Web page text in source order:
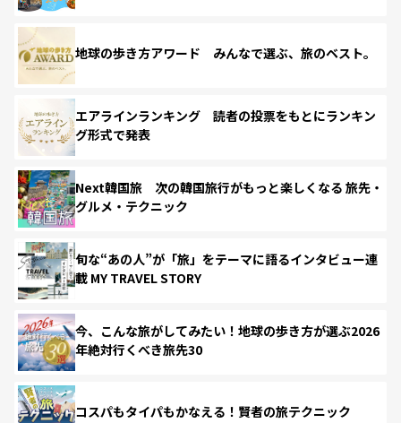
地球の歩き方アワード みんなで選ぶ、旅のベスト。
エアラインランキング 読者の投票をもとにランキン
グ形式で発表
Next韓国旅 次の韓国旅行がもっと楽しくなる 旅先・
グルメ・テクニック
旬な“あの人”が「旅」をテーマに語るインタビュー連
載 MY TRAVEL STORY
今、こんな旅がしてみたい！地球の歩き方が選ぶ2026
年絶対行くべき旅先30
コスパもタイパもかなえる！賢者の旅テクニック